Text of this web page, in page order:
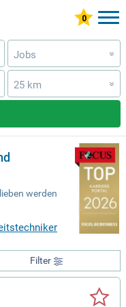
Jobs »
25 km »
werden
Filter